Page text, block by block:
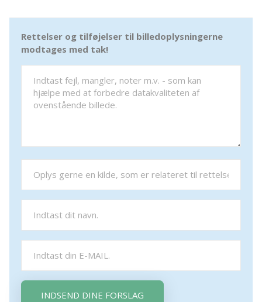
Rettelser og tilføjelser til billedoplysningerne
modtages med tak!
INDSEND DINE FORSLAG